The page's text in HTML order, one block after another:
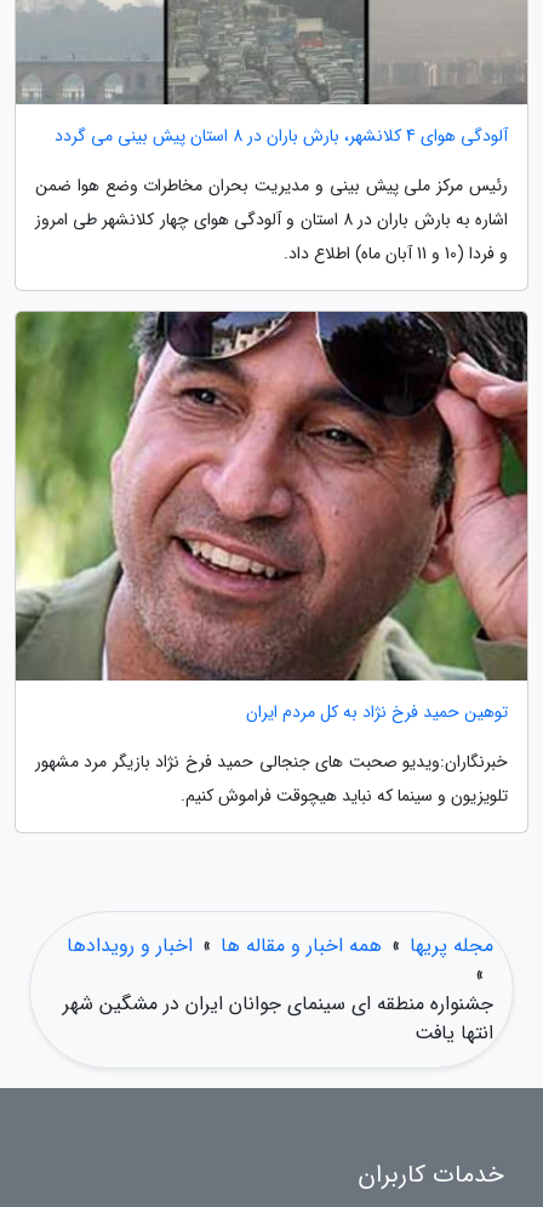
آلودگی هوای 4 کلانشهر، بارش باران در 8 استان پیش بینی می گردد
رئیس مرکز ملی پیش بینی و مدیریت بحران مخاطرات وضع هوا ضمن
اشاره به بارش باران در 8 استان و آلودگی هوای چهار کلانشهر طی امروز
و فردا (10 و 11 آبان ماه) اطلاع داد.
توهین حمید فرخ نژاد به کل مردم ایران
خبرنگاران:ویدیو صحبت های جنجالی حمید فرخ نژاد بازیگر مرد مشهور
تلویزیون و سینما که نباید هیچوقت فراموش کنیم.
مجله پریها » همه اخبار و مقاله ها » اخبار و رویدادها
»
جشنواره منطقه ای سینمای جوانان ایران در مشگین شهر
انتها یافت
خدمات کاربران